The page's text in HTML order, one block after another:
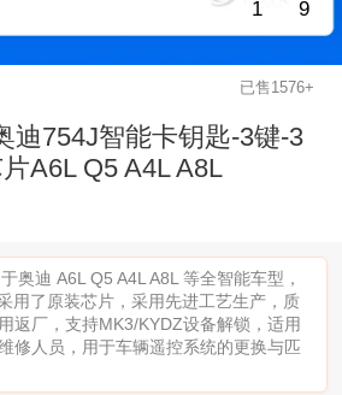
1 9
已售1576+
迪754J智能卡钥匙-3键-3
A6L Q5 A4L A8L
奥迪 A6L Q5 A4L A8L 等全智能车型，
用了原装芯片，采用先进工艺生产，质
返厂，支持MK3/KYDZ设备解锁，适用
修人员，用于车辆遥控系统的更换与匹